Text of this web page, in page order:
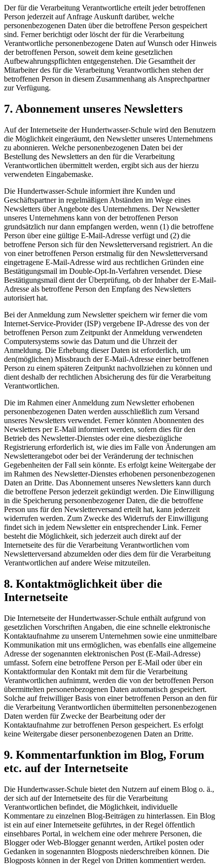
Der für die Verarbeitung Verantwortliche erteilt jeder betroffenen
Person jederzeit auf Anfrage Auskunft darüber, welche
personenbezogenen Daten über die betroffene Person gespeichert
sind. Ferner berichtigt oder löscht der für die Verarbeitung
Verantwortliche personenbezogene Daten auf Wunsch oder Hinweis
der betroffenen Person, soweit dem keine gesetzlichen
Aufbewahrungspflichten entgegenstehen. Die Gesamtheit der
Mitarbeiter des für die Verarbeitung Verantwortlichen stehen der
betroffenen Person in diesem Zusammenhang als Ansprechpartner
zur Verfügung.
7. Abonnement unseres Newsletters
Auf der Internetseite der Hundertwasser-Schule wird den Benutzern
die Möglichkeit eingeräumt, den Newsletter unseres Unternehmens
zu abonnieren. Welche personenbezogenen Daten bei der
Bestellung des Newsletters an den für die Verarbeitung
Verantwortlichen übermittelt werden, ergibt sich aus der hierzu
verwendeten Eingabemaske.
Die Hundertwasser-Schule informiert ihre Kunden und
Geschäftspartner in regelmäßigen Abständen im Wege eines
Newsletters über Angebote des Unternehmens. Der Newsletter
unseres Unternehmens kann von der betroffenen Person
grundsätzlich nur dann empfangen werden, wenn (1) die betroffene
Person über eine gültige E-Mail-Adresse verfügt und (2) die
betroffene Person sich für den Newsletterversand registriert. An die
von einer betroffenen Person erstmalig für den Newsletterversand
eingetragene E-Mail-Adresse wird aus rechtlichen Gründen eine
Bestätigungsmail im Double-Opt-In-Verfahren versendet. Diese
Bestätigungsmail dient der Überprüfung, ob der Inhaber der E-Mail-
Adresse als betroffene Person den Empfang des Newsletters
autorisiert hat.
Bei der Anmeldung zum Newsletter speichern wir ferner die vom
Internet-Service-Provider (ISP) vergebene IP-Adresse des von der
betroffenen Person zum Zeitpunkt der Anmeldung verwendeten
Computersystems sowie das Datum und die Uhrzeit der
Anmeldung. Die Erhebung dieser Daten ist erforderlich, um
den(möglichen) Missbrauch der E-Mail-Adresse einer betroffenen
Person zu einem späteren Zeitpunkt nachvollziehen zu können und
dient deshalb der rechtlichen Absicherung des für die Verarbeitung
Verantwortlichen.
Die im Rahmen einer Anmeldung zum Newsletter erhobenen
personenbezogenen Daten werden ausschließlich zum Versand
unseres Newsletters verwendet. Ferner könnten Abonnenten des
Newsletters per E-Mail informiert werden, sofern dies für den
Betrieb des Newsletter-Dienstes oder eine diesbezügliche
Registrierung erforderlich ist, wie dies im Falle von Änderungen am
Newsletterangebot oder bei der Veränderung der technischen
Gegebenheiten der Fall sein könnte. Es erfolgt keine Weitergabe der
im Rahmen des Newsletter-Dienstes erhobenen personenbezogenen
Daten an Dritte. Das Abonnement unseres Newsletters kann durch
die betroffene Person jederzeit gekündigt werden. Die Einwilligung
in die Speicherung personenbezogener Daten, die die betroffene
Person uns für den Newsletterversand erteilt hat, kann jederzeit
widerrufen werden. Zum Zwecke des Widerrufs der Einwilligung
findet sich in jedem Newsletter ein entsprechender Link. Ferner
besteht die Möglichkeit, sich jederzeit auch direkt auf der
Internetseite des für die Verarbeitung Verantwortlichen vom
Newsletterversand abzumelden oder dies dem für die Verarbeitung
Verantwortlichen auf andere Weise mitzuteilen.
8. Kontaktmöglichkeit über die
Internetseite
Die Internetseite der Hundertwasser-Schule enthält aufgrund von
gesetzlichen Vorschriften Angaben, die eine schnelle elektronische
Kontaktaufnahme zu unserem Unternehmen sowie eine unmittelbare
Kommunikation mit uns ermöglichen, was ebenfalls eine allgemeine
Adresse der sogenannten elektronischen Post (E-Mail-Adresse)
umfasst. Sofern eine betroffene Person per E-Mail oder über ein
Kontaktformular den Kontakt mit dem für die Verarbeitung
Verantwortlichen aufnimmt, werden die von der betroffenen Person
übermittelten personenbezogenen Daten automatisch gespeichert.
Solche auf freiwilliger Basis von einer betroffenen Person an den für
die Verarbeitung Verantwortlichen übermittelten personenbezogenen
Daten werden für Zwecke der Bearbeitung oder der
Kontaktaufnahme zur betroffenen Person gespeichert. Es erfolgt
keine Weitergabe dieser personenbezogenen Daten an Dritte.
9. Kommentarfunktion im Blog, Forum
etc. auf der Internetseite
Die Hundertwasser-Schule bietet den Nutzern auf einem Blog o. ä.,
der sich auf der Internetseite des für die Verarbeitung
Verantwortlichen befindet, die Möglichkeit, individuelle
Kommentare zu einzelnen Blog-Beiträgen zu hinterlassen. Ein Blog
ist ein auf einer Internetseite geführtes, in der Regel öffentlich
einsehbares Portal, in welchem eine oder mehrere Personen, die
Blogger oder Web-Blogger genannt werden, Artikel posten oder
Gedanken in sogenannten Blogposts niederschreiben können. Die
Blogposts können in der Regel von Dritten kommentiert werden.